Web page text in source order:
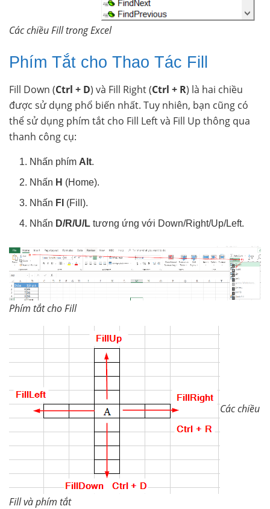
Các chiều Fill trong Excel
Phím Tắt cho Thao Tác Fill
Fill Down (Ctrl + D) và Fill Right (Ctrl + R) là hai chiều
được sử dụng phổ biến nhất. Tuy nhiên, bạn cũng có
thể sử dụng phím tắt cho Fill Left và Fill Up thông qua
thanh công cụ:
Nhấn phím Alt.
Nhấn H (Home).
Nhấn FI (Fill).
Nhấn D/R/U/L tương ứng với Down/Right/Up/Left.
Phím tắt cho Fill
Các chiều
Fill và phím tắt